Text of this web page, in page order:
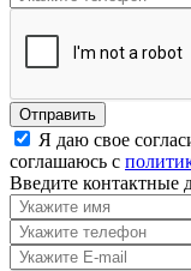
Я даю свое
соглашаюсь с
Введите контактные